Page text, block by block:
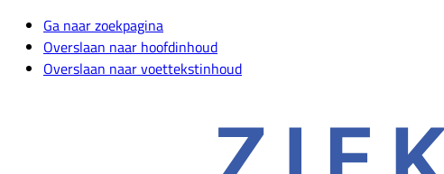
Ga naar zoekpagina
Overslaan naar hoofdinhoud
Overslaan naar voettekstinhoud